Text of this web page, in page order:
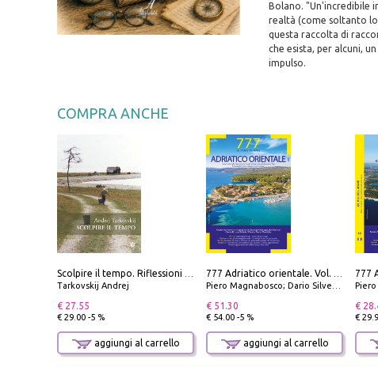
Bolano. "Un'incredibile
realtà (come soltanto
questa raccolta di
che esista, per alcuni,
impulso.
COMPRA ANCHE
Tarkovskij Andrej
€ 27.55
€ 29.00 -5 %
aggiungi al carrello
Piero Magnabosco; Dario Silvestro; Marco Sbrizzi
€ 51.30
€ 54.00 -5 %
aggiungi al carrello
Piero
€
€